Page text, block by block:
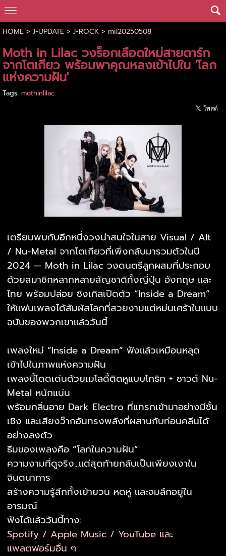
HOME> J-UPDATE> J-ROCK> mil20250508
Moth in Lilac วงร็อกเลือดใหม่สายดาร์ก
จากโตเกียว พร้อมพาคุณหลงเข้าไปใน 'โลก
แห่งความฝัน'
Tags: mothinlilac
เตรียมพบกับอีกหนึ่งวงน่าสนใจในสาย Visual / Alt
/ Nu-Metal จากโตเกียวที่เพิ่งกลับมารวมตัวในปี
2024 — Moth in Lilac วงดนตรีลูกผสมที่ประกอบ
ด้วยสมาชิกหลากหลายสัญชาติทั้งญี่ปุ่น อังกฤษ และ
ไทย พร้อมปล่อย ซิงเกิลเปิดตัว “Inside a Dream”
ให้แฟนเพลงได้สัมผัสโลกที่สวยงามแต่หม่นเศร้าในแบบ
ฉบับของพวกเขาแล้ววันนี้
เพลงใหม่ “Inside a Dream” ฟังแล้วเหมือนหลุด
เข้าไปในภาพแห่งความฝัน
เพลงนี้โดดเด่นด้วยเมโลดี้ติดหูแบบโกธิก + ซาวด์ Nu-
Metal หนักแน่น
พร้อมกลิ่นอาย Dark Electro ที่แทรกเข้ามาอย่างมีชั้น
เชิง และเสียงว๊ากอันทรงพลังที่ผสานกับท่อนคลีนได้
อย่างลงตัว
ธีมของเพลงคือ “โลกในความฝัน”
ความงามที่ดูจริง...แต่สุดท้ายกลับเป็นเพียงเงาใน
จินตนาการ
สร้างความรู้สึกทั้งเย้ายวน หดหู่ และจมลึกอยู่ใน
อารมณ์
ฟังได้แล้ววันนี้ทาง:
Spotify / Apple Music / YouTube และ
แพลตฟอร์มอื่น ๆ